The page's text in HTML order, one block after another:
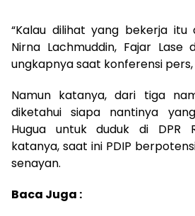
“Kalau dilihat yang bekerja
Nirna Lachmuddin, Fajar Lase
ungkapnya saat konferensi pers,
Namun katanya, dari tiga
diketahui siapa nantinya
Hugua untuk duduk di DPR
katanya, saat ini PDIP
senayan.
Baca Juga :